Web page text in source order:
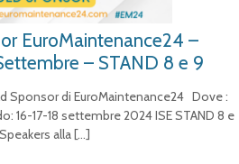
EuroMaintenance24 –
– STAND 8 e 9
Sponsor di EuroMaintenance24 Dove :
16-17-18 settembre 2024 ISE STAND 8 e
alla[…]